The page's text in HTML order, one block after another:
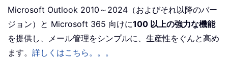
Microsoft Outlook 2010～2024（およびそれ以降のバー
ジョン）と Microsoft 365 向けに100 以上の強力な機能
を提供し、メール管理をシンプルに、生産性をぐんと高め
ます。 詳しくはこちら。。。